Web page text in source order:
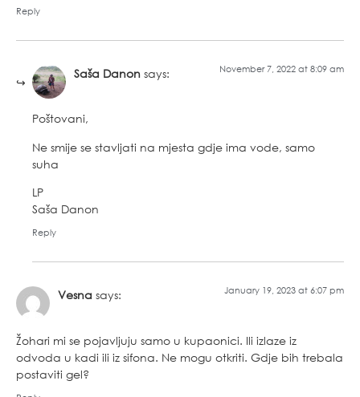
Reply
Saša Danon says: November 7, 2022 at 8:09 am
Poštovani,
Ne smije se stavljati na mjesta gdje ima vode, samo
suha
LP
Saša Danon
Reply
Vesna says: January 19, 2023 at 6:07 pm
Žohari mi se pojavljuju samo u kupaonici. Ili izlaze iz
odvoda u kadi ili iz sifona. Ne mogu otkriti. Gdje bih trebala
postaviti gel?